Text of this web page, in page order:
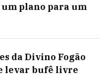
plano para um
da Divino Fogão
levar bufê livre